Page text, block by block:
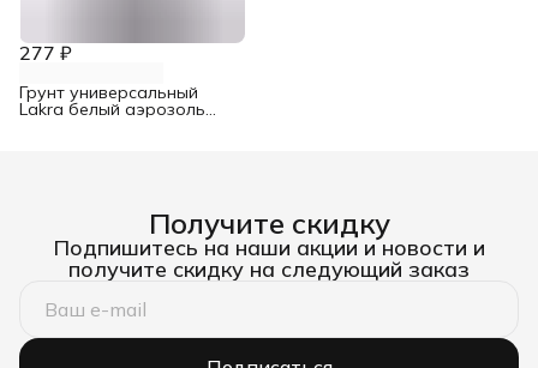
277 ₽
Грунт универсальный
Lakra белый аэрозоль
Получите скидку
Подпишитесь на наши акции и новости и
получите скидку на следующий заказ